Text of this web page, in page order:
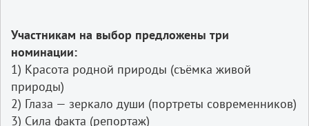
Участникам на выбор предложены три
номинации:
1) Красота родной природы (съёмка живой
природы)
2) Глаза — зеркало души (портреты современников)
3) Сила факта (репортаж)